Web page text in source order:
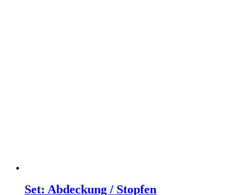
Set: Abdeckung / Stopfen